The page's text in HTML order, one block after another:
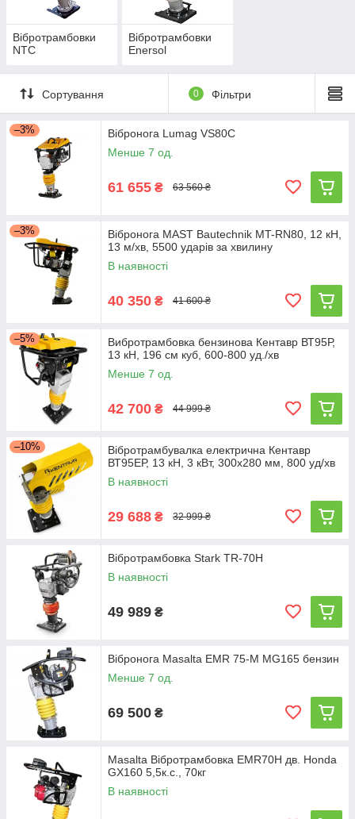
Вібротрамбовки
NTC
Вібротрамбовки
Enersol
Сортування 0 Фільтри
–3%
Вібронога Lumag VS80C
Менше 7 од.
61 655 ₴ 63 560 ₴
–3%
Вібронога MAST Bautechnik MT-RN80, 12 кН,
13 м/хв, 5500 ударів за хвилину
В наявності
40 350 ₴ 41 600 ₴
–5%
Вибротрамбовка бензинова Кентавр ВТ95Р,
13 кН, 196 см куб, 600-800 уд./хв
Менше 7 од.
42 700 ₴ 44 999 ₴
–10%
Вібротрамбувалка електрична Кентавр
ВТ95EР, 13 кН, 3 кВт, 300х280 мм, 800 уд/хв
В наявності
29 688 ₴ 32 999 ₴
Вібротрамбовка Stark TR-70H
В наявності
49 989 ₴
Вібронога Masalta EMR 75-M MG165 бензин
Менше 7 од.
69 500 ₴
Masalta Вібротрамбовка EMR70H дв. Honda
GX160 5,5к.с., 70кг
В наявності